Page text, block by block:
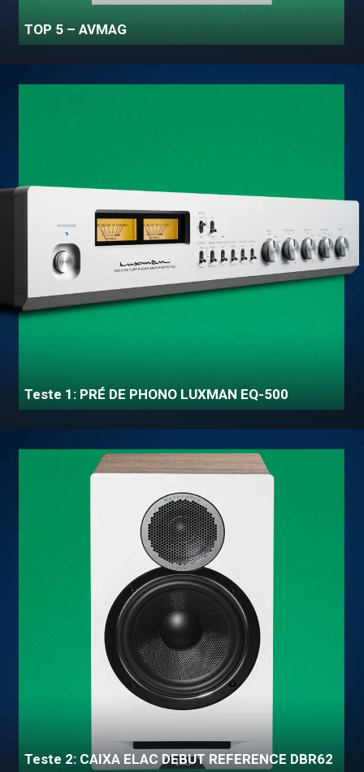
TOP 5 – AVMAG
Teste 1: PRÉ DE PHONO LUXMAN EQ-500
Teste 2: CAIXA ELAC DEBUT REFERENCE DBR62